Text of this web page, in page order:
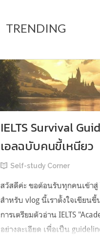
TRENDING
IELTS Survival
เอลฉบับคนขี้เหนียว
Self-study Corner
สวัสดีค่ะ ขอต้อนรับทุกคนเข้าสู่
สำหรับ vlog นี้เราตั้งใจเขียน
การเตรียมตัวอ่าน IELTS
อย่างละเอียด เพื่อเป็น